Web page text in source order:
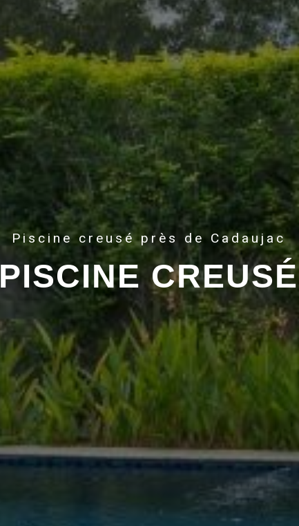
Piscine creusé près de Cadaujac
PISCINE CREUSÉ